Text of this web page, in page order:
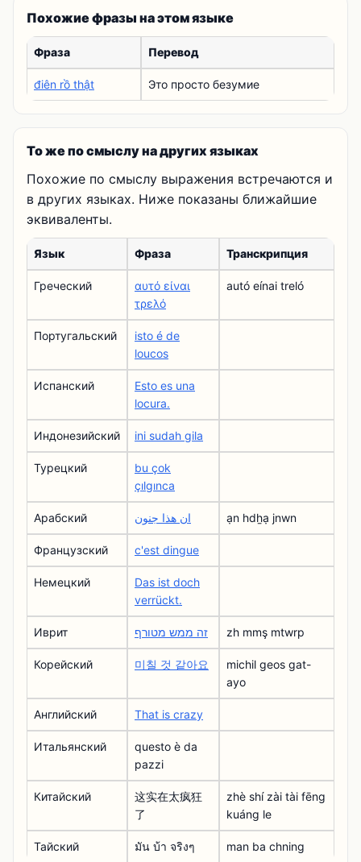
Похожие фразы на этом языке
Фраза Перевод
điên rồ thật Это просто безумие
То же по смыслу на других языках
Похожие по смыслу выражения встречаются и
в других языках. Ниже показаны ближайшие
эквиваленты.
Язык Фраза Транскрипция
Греческий
αυτό είναι
τρελό
autó eínai treló
Португальский
isto é de
loucos
Испанский
Esto es una
locura.
Индонезийский ini sudah gila
Турецкий
bu çok
çılgınca
Арабский ان هذا جنون ạn hdẖạ jnwn
Французский c'est dingue
Немецкий
Das ist doch
verrückt.
Иврит זה ממש מטורף zh mmş mtwrp
Корейский 미칠 것 같아요
michil geos gat-
ayo
Английский That is crazy
Итальянский
questo è da
pazzi
Китайский
这实在太疯狂
了
zhè shí zài tài fēng
kuáng le
Тайский มัน บ้า จริงๆ man ba chning